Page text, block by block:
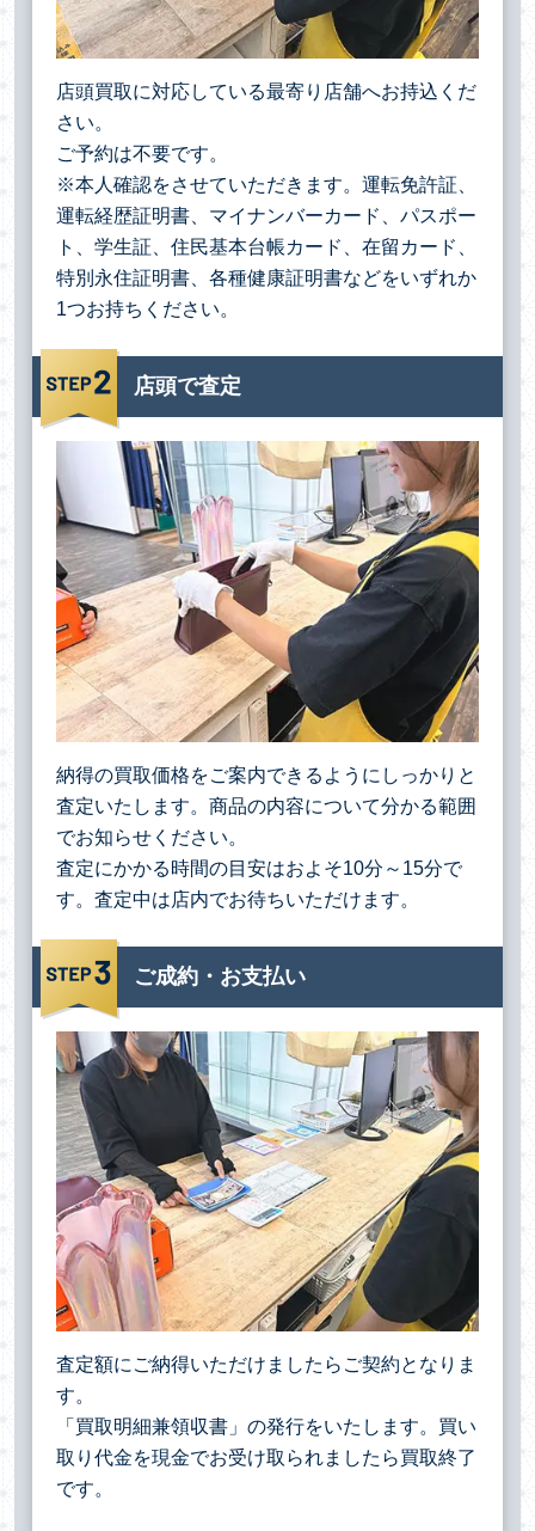
店頭買取に対応している最寄り店舗へお持込くだ
さい。
ご予約は不要です。
※本人確認をさせていただきます。運転免許証、
運転経歴証明書、マイナンバーカード、パスポー
ト、学生証、住民基本台帳カード、在留カード、
特別永住証明書、各種健康証明書などをいずれか
1つお持ちください。
店頭で査定
納得の買取価格をご案内できるようにしっかりと
査定いたします。商品の内容について分かる範囲
でお知らせください。
査定にかかる時間の目安はおよそ10分～15分で
す。査定中は店内でお待ちいただけます。
ご成約・お支払い
査定額にご納得いただけましたらご契約となりま
す。
「買取明細兼領収書」の発行をいたします。買い
取り代金を現金でお受け取られましたら買取終了
です。